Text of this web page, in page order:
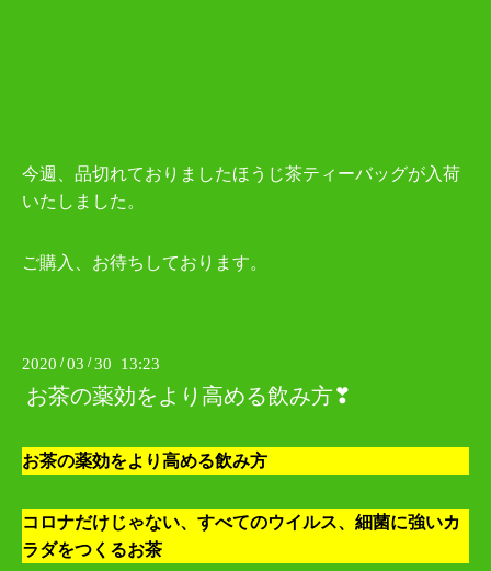
今週、品切れておりましたほうじ茶ティーバッグが入荷
いたしました。
ご購入、お待ちしております。
2020 /03 /30 13:23
お茶の薬効をより高める飲み方❣
お茶の薬効をより高める飲み方
コロナだけじゃない、すべてのウイルス、細菌に強いカ
ラダをつくるお茶